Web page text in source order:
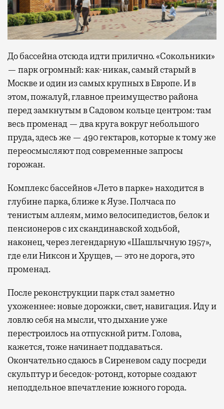
До бассейна отсюда идти прилично. «Сокольники»
— парк огромный: как-никак, самый старый в
Москве и один из самых крупных в Европе. И в
этом, пожалуй, главное преимущество района
перед замкнутым в Садовом кольце центром: там
весь променад — два круга вокруг небольшого
пруда, здесь же — 490 гектаров, которые к тому же
переосмысляют под современные запросы
горожан.
Комплекс бассейнов «Лето в парке» находится в
глубине парка, ближе к Яузе. Полчаса по
тенистым аллеям, мимо велосипедистов, белок и
пенсионеров с их скандинавской ходьбой,
наконец, через легендарную «Шашлычную 1957»,
где ели Никсон и Хрущев, — это не дорога, это
променад.
После реконструкции парк стал заметно
ухоженнее: новые дорожки, свет, навигация. Иду и
ловлю себя на мысли, что дыхание уже
перестроилось на отпускной ритм. Голова,
кажется, тоже начинает поддаваться.
Окончательно сдаюсь в Сиреневом саду посреди
скульптур и беседок-ротонд, которые создают
неподдельное впечатление южного города.